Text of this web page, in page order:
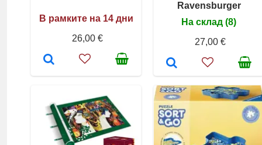
В рамките на 14 дни
26,00 €
Ravensburger
На склад (8)
27,00 €